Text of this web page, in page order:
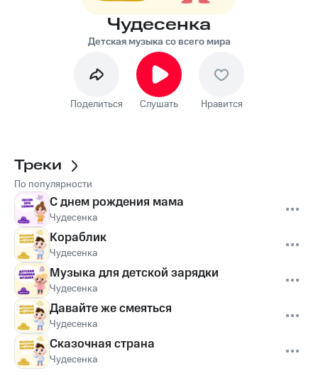
Чудесенка
Детская музыка со всего мира
Поделиться Слушать Нравится
Треки
По популярности
С днем рождения мама
Чудесенка
Кораблик
Чудесенка
Музыка для детской зарядки
Чудесенка
Давайте же смеяться
Чудесенка
Сказочная страна
Чудесенка